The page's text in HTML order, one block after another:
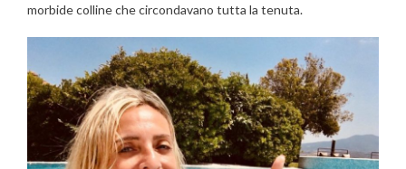
morbide colline che circondavano tutta la tenuta.